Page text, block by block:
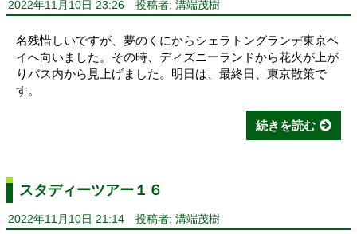
2022年11月10日 23:26 投稿者: 溝端茂樹
名残惜しいですが、夢のくにからシェラトングランデ東京ベ
イへ向いました。その時、ディズニーランドから花火が上が
りバス内から見上げました。明日は、最終日、東京散策で
す。
続きを読む
スタディーツアー１６
2022年11月10日 21:14 投稿者: 溝端茂樹